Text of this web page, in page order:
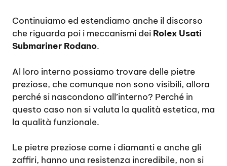
Continuiamo ed estendiamo anche il discorso
che riguarda poi i meccanismi dei Rolex Usati
Submariner Rodano.
Al loro interno possiamo trovare delle pietre
preziose, che comunque non sono visibili, allora
perché si nascondono all’interno? Perché in
questo caso non si valuta la qualità estetica, ma
la qualità funzionale.
Le pietre preziose come i diamanti e anche gli
zaffiri, hanno una resistenza incredibile, non si